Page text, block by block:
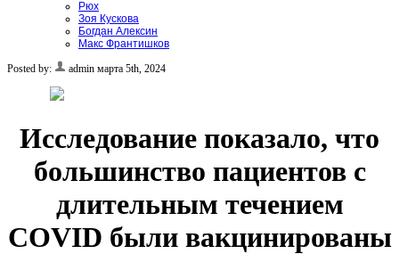
Рюх
Зоя Кускова
Богдан Алексин
Макс Франтишков
Posted by:
admin марта 5th, 2024
Исследование показало, что
большинство пациентов с
длительным течением
COVID были вакцинированы